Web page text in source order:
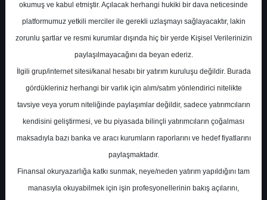
En Yüksek Tahmin
Ortalama Fiyat Tahmini
Ortalama Getiri Potansiyeli
okumuş ve kabul etmiştir. Açılacak herhangi hukiki bir dava neticesinde
platformumuz yetkili merciler ile gerekli uzlaşmayı sağlayacaktır, lakin
zorunlu şartlar ve resmi kurumlar dışında hiç bir yerde Kişisel Verilerinizin
paylaşılmayacağını da beyan ederiz.
İlgili grup/internet sitesi/kanal hesabı bir yatırım kuruluşu değildir. Burada
gördükleriniz herhangi bir varlık için alım/satım yönlendirici nitelikte
tavsiye veya yorum niteliğinde paylaşımlar değildir, sadece yatırımcıların
kendisini geliştirmesi, ve bu piyasada bilinçli yatırımcıların çoğalması
maksadıyla bazı banka ve aracı kurumların raporlarını ve hedef fiyatlarını
paylaşmaktadır.
Finansal okuryazarlığa katkı sunmak, neye/neden yatırım yapıldığını tam
manasıyla okuyabilmek için işin profesyonellerinin bakış açılarını,